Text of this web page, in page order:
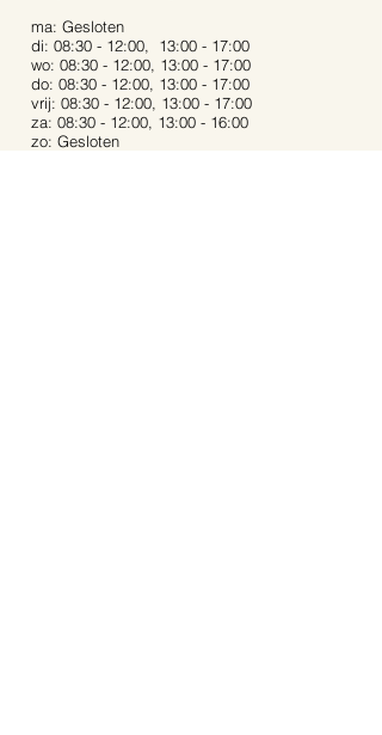
ma: Gesloten
di: 08:30 - 12:00, 13:00 - 17:00
wo: 08:30 - 12:00, 13:00 - 17:00
do: 08:30 - 12:00, 13:00 - 17:00
vrij: 08:30 - 12:00, 13:00 - 17:00
za: 08:30 - 12:00, 13:00 - 16:00
zo: Gesloten